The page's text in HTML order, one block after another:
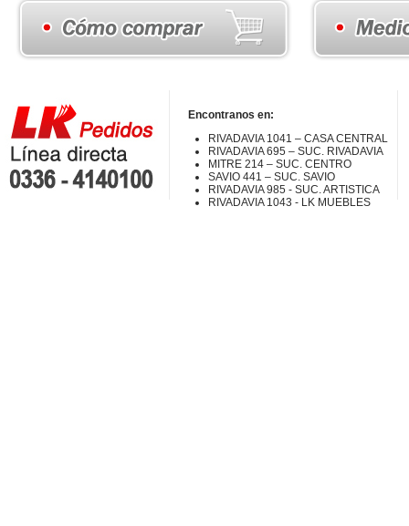
Encontranos en:
RIVADAVIA 1041 – CASA CENTRAL
RIVADAVIA 695 – SUC. RIVADAVIA
MITRE 214 – SUC. CENTRO
SAVIO 441 – SUC. SAVIO
RIVADAVIA 985 - SUC. ARTISTICA
RIVADAVIA 1043 - LK MUEBLES